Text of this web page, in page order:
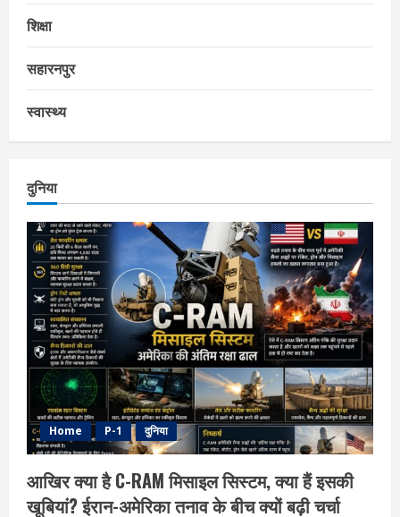
शिक्षा
सहारनपुर
स्वास्थ्य
दुनिया
Home P-1 दुनिया
आखिर क्या है C-RAM मिसाइल सिस्टम, क्या हैं इसकी
खूबियां? ईरान-अमेरिका तनाव के बीच क्यों बढ़ी चर्चा